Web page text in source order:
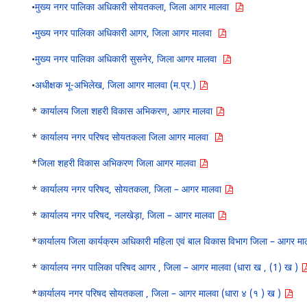
•मुख्य नगर पालिका अधिकारी सोयतकला, जिला आगर मालवा
•मुख्य नगर पालिका अधिकारी आगर, जिला आगर मालवा
•मुख्य नगर पालिका अधिकारी सुसनेर, जिला आगर मालवा
•अधीक्षक भू-अभिलेख, जिला आगर मालवा (म.प्र.)
*कार्यालय जिला शहरी विकास अभिकरण, आगर मालवा
*कार्यालय नगर परिषद सोयतकला जिला आगर मालवा
*जिला शहरी विकास अभिकरण जिला आगर मालवा
* कार्यालय नगर परिषद, सोयतकला, जिला – आगर मालवा
*कार्यालय नगर परिषद, नलखेड़ा, जिला – आगर मालवा
*कार्यालय जिला कार्यक्रम अधिकारी महिला एवं बाल विकास विभाग जिला – आगर
*कार्यालय नगर पालिका परिषद आगर , जिला – आगर मालवा (धारा ख , (1) ख )
*कार्यालय नगर परिषद सोयतकला , जिला – आगर मालवा (धारा ४ (१ ) ख )